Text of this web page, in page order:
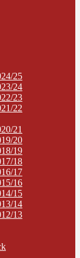
25
24
23
22
21
20
19
18
17
16
15
14
13